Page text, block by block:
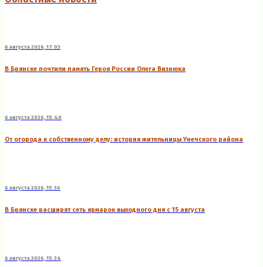
6 августа 2026, 17:03
В Брянске почтили память Героя России Олега Визнюка
6 августа 2026, 15:40
От огорода к собственному делу: история жительницы Унечского района
6 августа 2026, 15:36
В Брянске расширят сеть ярмарок выходного дня с 15 августа
6 августа 2026, 15:34